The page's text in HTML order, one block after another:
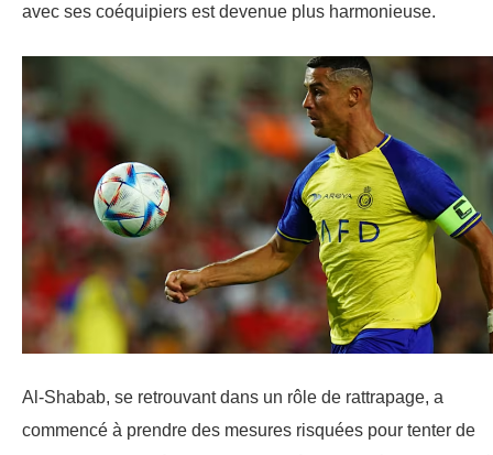
avec ses coéquipiers est devenue plus harmonieuse.
Al-Shabab, se retrouvant dans un rôle de rattrapage, a
commencé à prendre des mesures risquées pour tenter de